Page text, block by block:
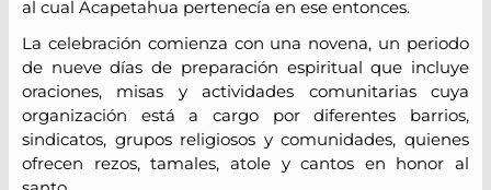
al cual Acapetahua pertenecía en ese entonces.
La celebración comienza con una novena, un periodo
de nueve días de preparación espiritual que incluye
oraciones, misas y actividades comunitarias cuya
organización está a cargo por diferentes barrios,
sindicatos, grupos religiosos y comunidades, quienes
ofrecen rezos, tamales, atole y cantos en honor al